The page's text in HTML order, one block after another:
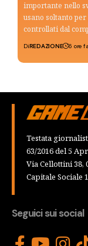
importante nello
usano soltanto
controllati dal
DiREDAZIONE 6 ore
Testata
63/2016 del 5
Via Cellottini 38,
Capitale Sociale
Seguici sui social